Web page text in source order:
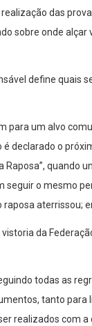
das
sobre onde alçar
define quais
para um alvo
é declarado o
quando
o mesmo
aterrissou;
da
todas as
tanto para
realizados com a